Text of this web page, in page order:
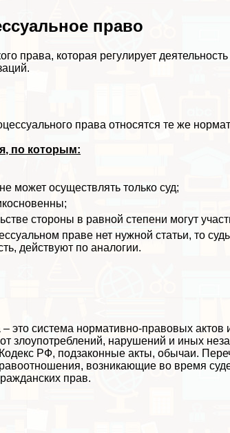
право
права, которая регулирует
права относятся те же
по которым:
может осуществлять только суд;
стороны в равной степени могут
праве нет нужной статьи, то
действуют по аналогии.
– это система нормативно-правовых
злоупотрeблений, нарушений и иных
РФ, подзаконные акты, обычаи.
возникающие во время
прав.